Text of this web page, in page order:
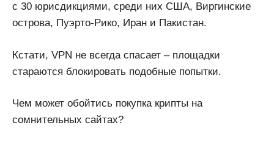
с 30 юрисдикциями, среди них США, Виргинские
острова, Пуэрто-Рико, Иран и Пакистан.
Кстати, VPN не всегда спасает – площадки
стараются блокировать подобные попытки.
Чем может обойтись покупка крипты на
сомнительных сайтах?